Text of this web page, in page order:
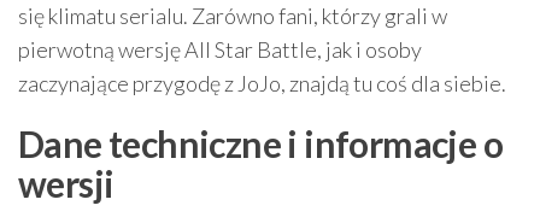
się klimatu serialu. Zarówno fani, którzy grali w
pierwotną wersję All Star Battle, jak i osoby
zaczynające przygodę z JoJo, znajdą tu coś dla siebie.
Dane techniczne i informacje o
wersji